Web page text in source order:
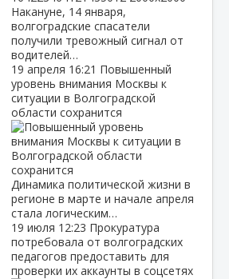
Накануне, 14 января,
волгоградские спасатели
получили тревожный сигнал от
водителей…
19 апреля 16:21 Повышенный
уровень внимания Москвы к
ситуации в Волгоградской
области сохранится
Динамика политической жизни в
регионе в марте и начале апреля
стала логическим…
19 июля 12:23 Прокуратура
потребовала от волгоградских
педагогов предоставить для
проверки их аккаунты в соцсетях